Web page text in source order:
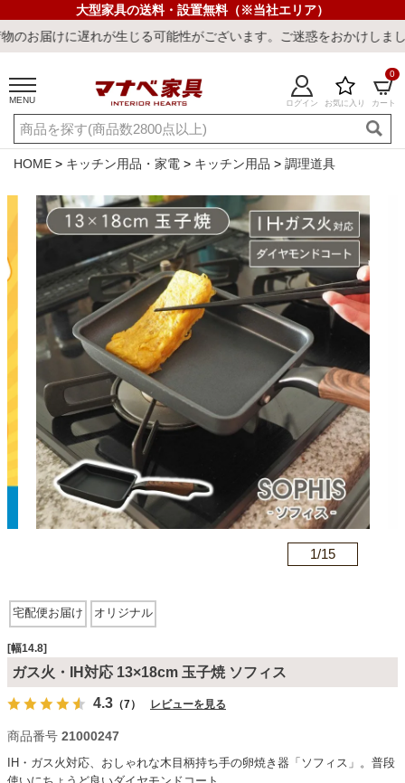
大型家具の送料・設置無料（※当社エリア）
生じる可能性がございます。ご迷惑をおかけしまして誠に申し訳
MENU ログイン お気に入り カート
0
ご利用ガイド 新規会員登録
店舗一覧 閲覧履歴
キーワード・商品番号で探す
最短発送 冷感ラグ 冷感寝具 ワークデスク ウィルトンラ
カテゴリから探す
ソファ
椅子・チェア
食器棚・キッチン収納
HOME キッチン用品・家電 キッチン用品 調理道具
1/15
宅配便お届け オリジナル
[幅14.8]
ガス火・IH対応 13×18cm 玉子焼 ソフィス
4.3 （7） レビューを見る
商品番号 21000247
IH・ガス火対応、おしゃれな木目柄持ち手の卵焼き器「ソフィス」。普段